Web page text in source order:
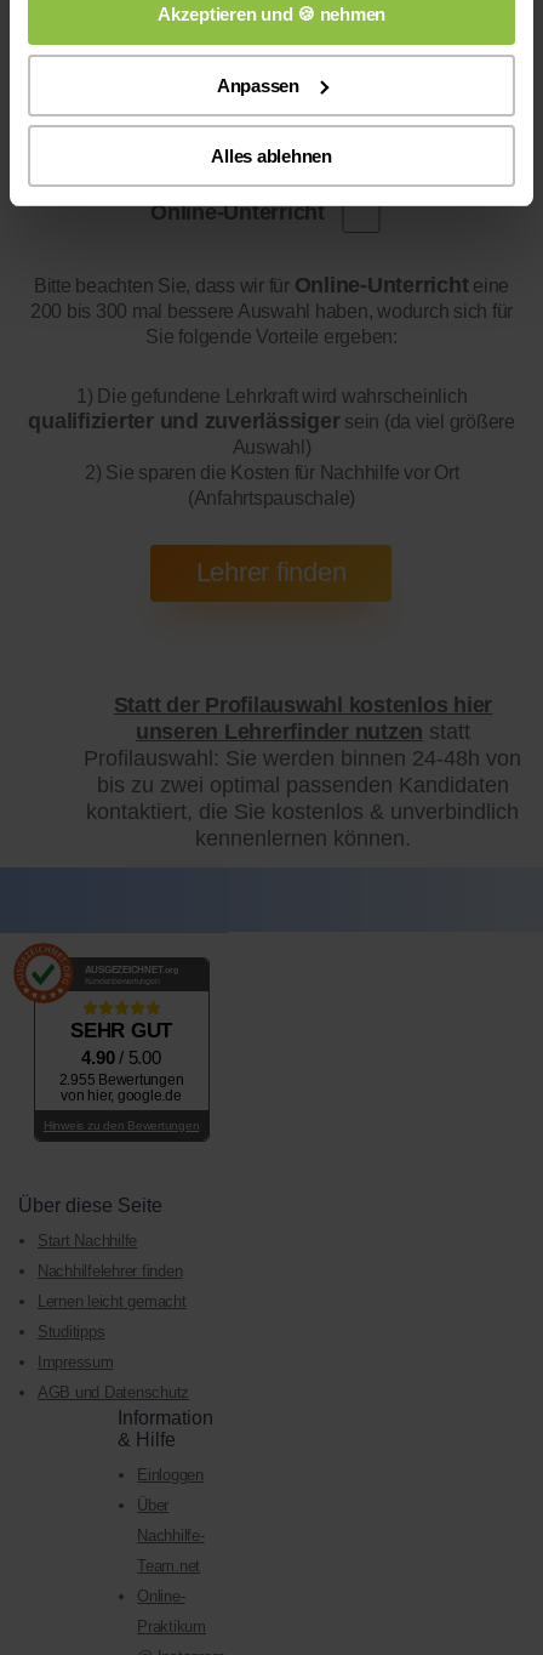
Akzeptieren und 🍪 nehmen
Anpassen
Alles ablehnen
Online-Unterricht
Bitte beachten Sie, dass wir für Online-Unterrichteine
200 bis 300 mal bessere Auswahl haben, wodurch sich für
Sie folgende Vorteile ergeben:
1) Die gefundene Lehrkraft wird wahrscheinlich
qualifizierter und zuverlässigersein (da viel größere
Auswahl)
2) Sie sparen die Kosten für Nachhilfe vor Ort
(Anfahrtspauschale)
Statt der Profilauswahl kostenlos hier
unseren Lehrerfinder nutzen statt
Profilauswahl: Sie werden binnen 24-48h von
bis zu zwei optimal passenden Kandidaten
kontaktiert, die Sie kostenlos & unverbindlich
kennenlernen können.
AUSGEZEICHNET .org
Kundenbewertungen
SEHR GUT
4.90/ 5.00
2.955 Bewertungen
von hier, google.de
Hinweis zu den Bewertungen
Über diese Seite
Start Nachhilfe
Nachhilfelehrer finden
Lernen leicht gemacht
Studitipps
Impressum
AGB und Datenschutz
Information
& Hilfe
Einloggen
Über
Nachhilfe-
Team.net
Online-
Praktikum